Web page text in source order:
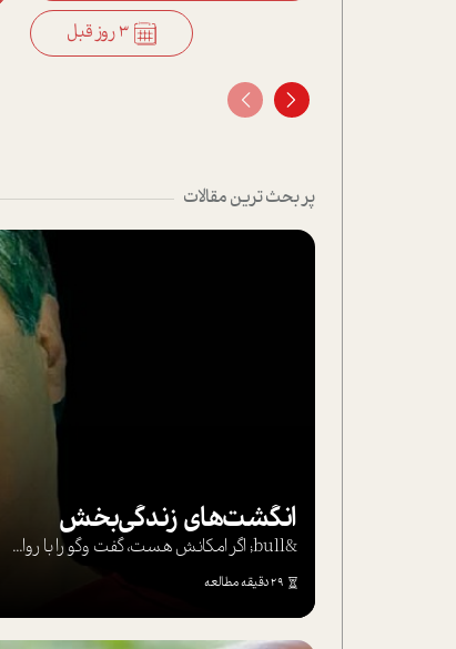
3 روز قبل
پر بحث ترین مقالات
انگشت‌های‌ زندگی‌بخش
&bull; اگر امکانش هست، گفت وگو را با روا...
29 دقیقه مطالعه